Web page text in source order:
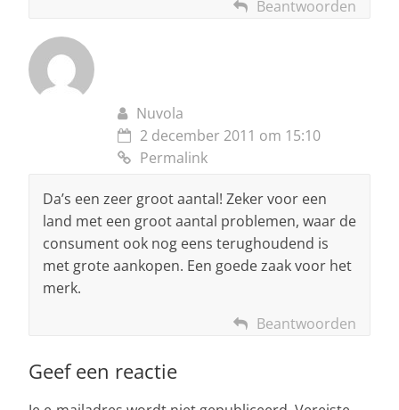
Beantwoorden
Nuvola
2 december 2011 om 15:10
Permalink
Da’s een zeer groot aantal! Zeker voor een
land met een groot aantal problemen, waar de
consument ook nog eens terughoudend is
met grote aankopen. Een goede zaak voor het
merk.
Beantwoorden
Geef een reactie